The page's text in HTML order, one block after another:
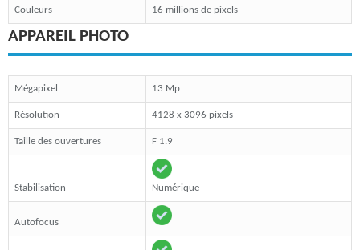
Couleurs 16 millions de pixels
APPAREIL PHOTO
Mégapixel 13 Mp
Résolution 4128 x 3096 pixels
Taille des ouvertures F 1.9
Stabilisation Numérique
Autofocus